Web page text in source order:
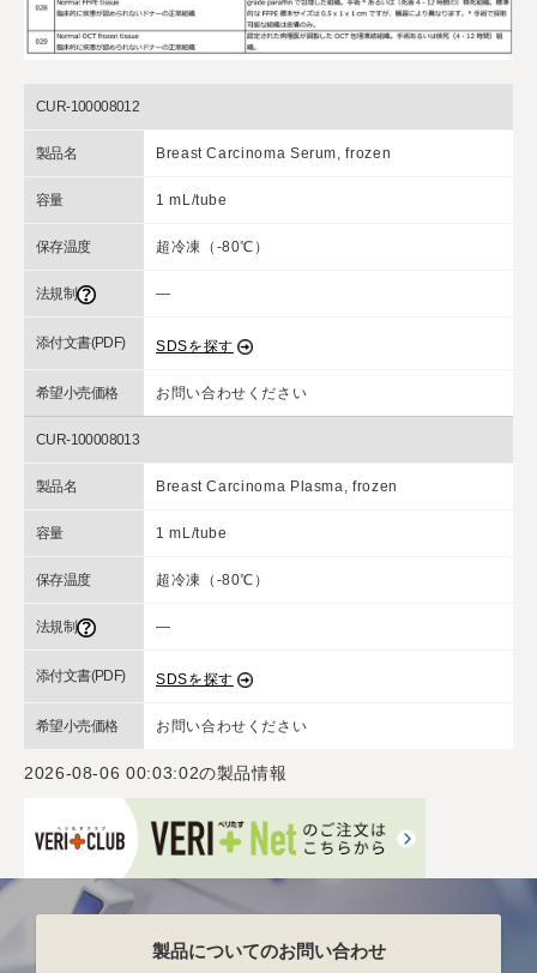
CUR-100008012
製品名 Breast Carcinoma Serum, frozen
容量 1 mL/tube
保存温度 超冷凍（-80℃）
法規制 ―
添付文書(PDF) SDSを探す
希望小売価格 お問い合わせください
CUR-100008013
製品名 Breast Carcinoma Plasma, frozen
容量 1 mL/tube
保存温度 超冷凍（-80℃）
法規制 ―
添付文書(PDF) SDSを探す
希望小売価格 お問い合わせください
2026-08-06 00:03:02の製品情報
製品についてのお問い合わせ